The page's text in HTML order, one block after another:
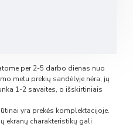
per 2-5 darbo dienas nuo
metu prekių sandėlyje nėra, jų
1-2 savaites, o išskirtiniais
yra prekės komplektacijoje.
ekranų charakteristikų gali